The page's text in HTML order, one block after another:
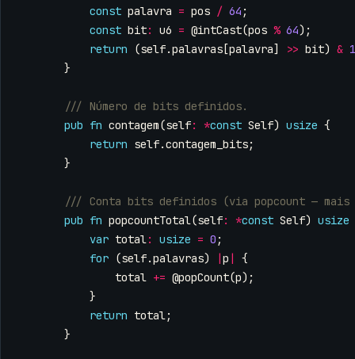
const palavra = pos / 64 ;
const bit: u6 = @intCast(pos % 64);
return
(self.palavras [palavra] >> bit) & 1
}
pub fn contagem(self: *const Self) usize {
return self.contagem_bits;
}
pub fn popcountTotal(self: *const Self) usize
var total: usize = 0 ;
for (self.palavras) |p |
{
total += @popCount(p);
}
return total;
}